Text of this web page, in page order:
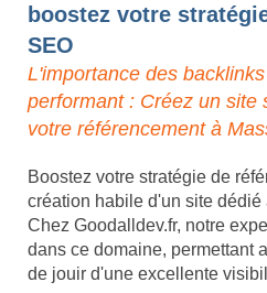
boostez votre
SEO
L'importance des
performant : Créez un site
votre référencement à
Boostez votre stratégie de
création habile d'un site
Chez Goodalldev.fr, notre
dans ce domaine, permettant
de jouir d'une excellente